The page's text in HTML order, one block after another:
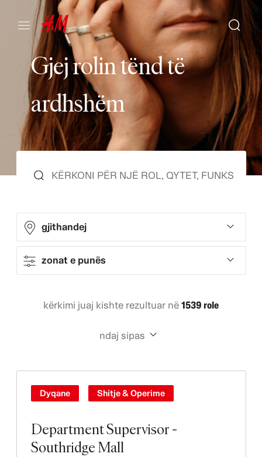
Gjejrolintëndtë
ardhshëm
gjithandej
zonat e punës
kërkimi juaj kishte rezultuar në 1539 role
ndaj sipas
Department Supervisor -
Southridge Mall
Dyqane Shitje & Operime